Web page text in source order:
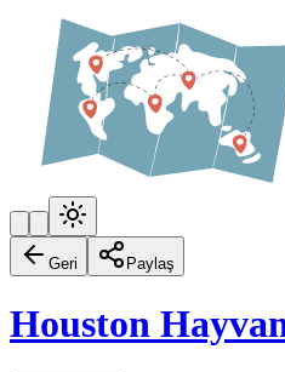
Geri Paylaş
Houston